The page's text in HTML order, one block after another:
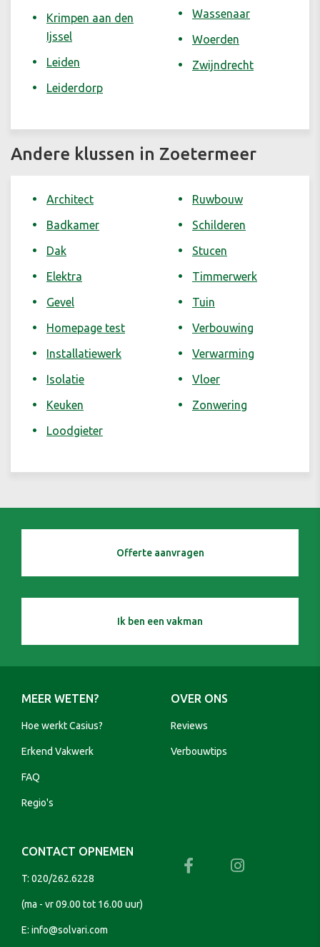
Krimpen aan den
Ijssel
Leiden
Leiderdorp
Wassenaar
Woerden
Zwijndrecht
Andere klussen in Zoetermeer
Architect
Badkamer
Dak
Elektra
Gevel
Homepage test
Installatiewerk
Isolatie
Keuken
Loodgieter
Ruwbouw
Schilderen
Stucen
Timmerwerk
Tuin
Verbouwing
Verwarming
Vloer
Zonwering
Offerte aanvragen
Ik ben een vakman
MEER WETEN?
Hoe werkt Casius?
Erkend Vakwerk
FAQ
Regio's
OVER ONS
Reviews
Verbouwtips
CONTACT OPNEMEN
T: 020/262.6228
(ma - vr 09.00 tot 16.00 uur)
E: info@solvari.com